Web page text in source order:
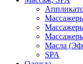
Масла
SPA